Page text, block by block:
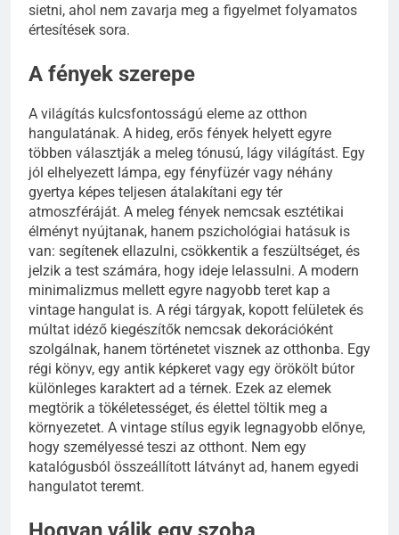
sietni, ahol nem zavarja meg a figyelmet folyamatos
értesítések sora.
A fények szerepe
A világítás kulcsfontosságú eleme az otthon
hangulatának. A hideg, erős fények helyett egyre
többen választják a meleg tónusú, lágy világítást. Egy
jól elhelyezett lámpa, egy fényfüzér vagy néhány
gyertya képes teljesen átalakítani egy tér
atmoszféráját. A meleg fények nemcsak esztétikai
élményt nyújtanak, hanem pszichológiai hatásuk is
van: segítenek ellazulni, csökkentik a feszültséget, és
jelzik a test számára, hogy ideje lelassulni. A modern
minimalizmus mellett egyre nagyobb teret kap a
vintage hangulat is. A régi tárgyak, kopott felületek és
múltat idéző kiegészítők nemcsak dekorációként
szolgálnak, hanem történetet visznek az otthonba. Egy
régi könyv, egy antik képkeret vagy egy örökölt bútor
különleges karaktert ad a térnek. Ezek az elemek
megtörik a tökéletességet, és élettel töltik meg a
környezetet. A vintage stílus egyik legnagyobb előnye,
hogy személyessé teszi az otthont. Nem egy
katalógusból összeállított látványt ad, hanem egyedi
hangulatot teremt.